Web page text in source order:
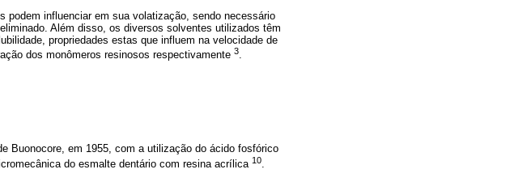
influenciar em sua volatização, sendo necessário
Além disso, os diversos solventes utilizados têm
propriedades estas que influem na velocidade de
dos monômeros resinosos respectivamente 3.
Buonocore, em 1955, com a utilização do ácido fosfórico
do esmalte dentário com resina acrílica 10